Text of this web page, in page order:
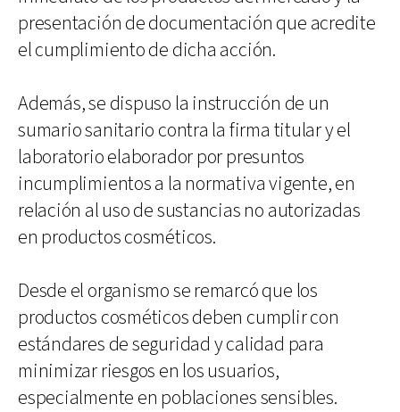
presentación de documentación que acredite
el cumplimiento de dicha acción.
Además, se dispuso la instrucción de un
sumario sanitario contra la firma titular y el
laboratorio elaborador por presuntos
incumplimientos a la normativa vigente, en
relación al uso de sustancias no autorizadas
en productos cosméticos.
Desde el organismo se remarcó que los
productos cosméticos deben cumplir con
estándares de seguridad y calidad para
minimizar riesgos en los usuarios,
especialmente en poblaciones sensibles.